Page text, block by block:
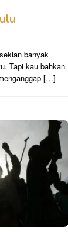
banyak
Tapi kau bahkan
[…]